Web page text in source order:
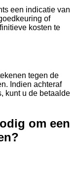
een indicatie van
of
kosten te
tegen de
Indien achteraf
kunt u de betaalde
om een